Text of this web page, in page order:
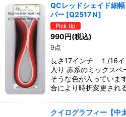
QCレッドシェイド細
パー [Q2517Ｎ]
990円(税込)
9点
長さ17インチ １/16
入り 赤系のミックスペ
そうな色が入っていま
合により時折変更され
クイログラフィー【中